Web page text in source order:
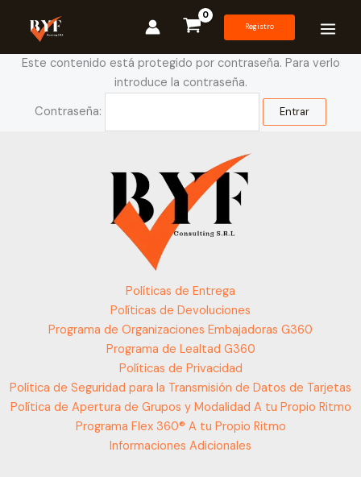
contenido
Registro
Este contenido está protegido por contraseña. Para verlo
introduce la contraseña.
Contraseña:
Políticas de Entrega
Políticas de Devoluciones
Programa de Organizaciones Embajadoras G360
Programa de Lealtad G360
Políticas de Privacidad
Política de Seguridad para la Transmisión de Datos de Tarjetas
Política de Apertura de Grupos y Modalidad A tu Propio Ritmo
Programa Flex 360® A tu Propio Ritmo
Informaciones Adicionales